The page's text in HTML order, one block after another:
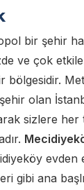
bir şehir
ve çok
bölgesidir.
olan
sizlere
evden
gibi ana